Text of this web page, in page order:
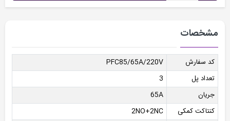
مشخصات
کد سفارش
PFC85/65A/220V
تعداد پل
3
جریان
65A
کنتاکت کمکی
2NO+2NC